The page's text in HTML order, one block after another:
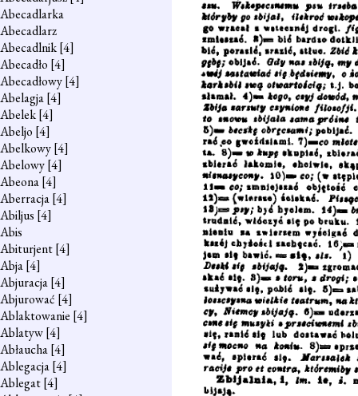
Abecadlarka
Abecadlarz
Abecadlnik[4]
Abecadło [4]
Abecadłowy[4]
Abelagja[4]
Abelek[4]
Abeljo [4]
Abelkowy[4]
Abelowy[4]
Abeona[4]
Aberracja[4]
Abiljus [4]
Abis
Abiturjent[4]
Abja[4]
Abjuracja[4]
Abjurować [4]
Ablaktowanie [4]
Ablatyw[4]
Abłaucha[4]
Ablegacja[4]
Ablegat[4]